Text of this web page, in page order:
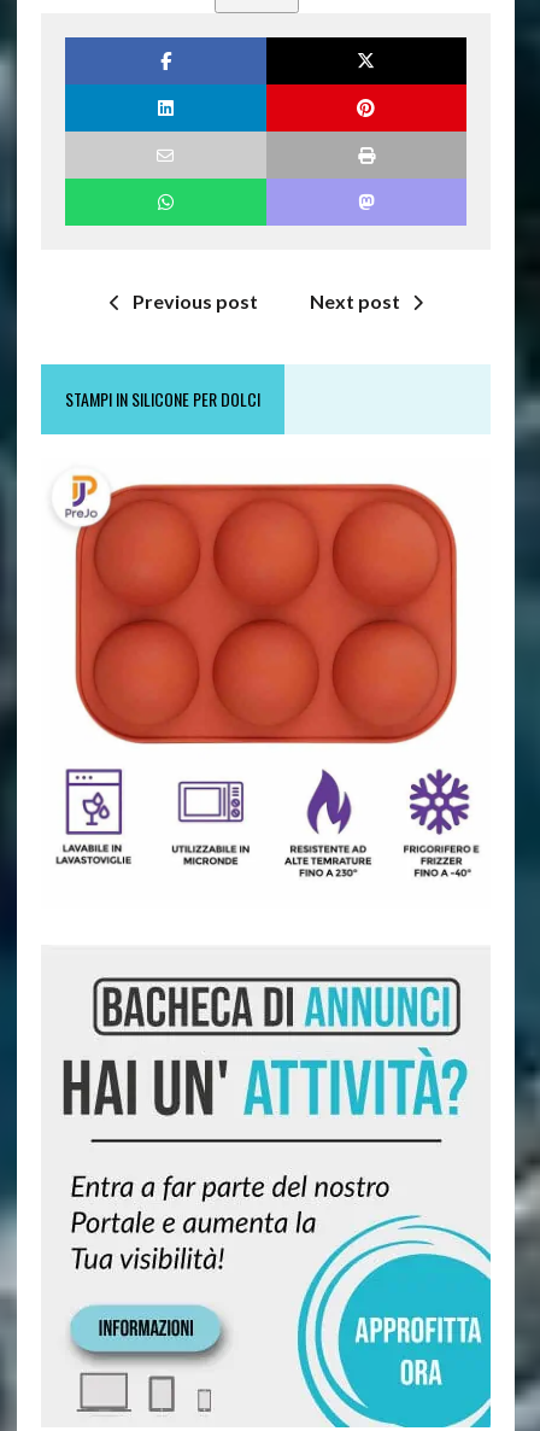
Previous post Next post
STAMPI IN SILICONE PER DOLCI